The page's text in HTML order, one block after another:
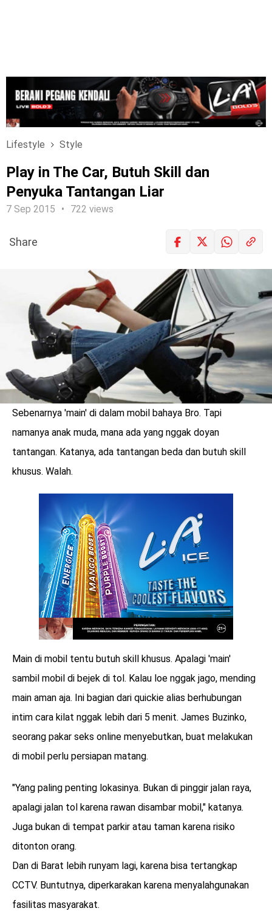
Lifestyle Style
Play in The Car, Butuh Skill dan
Penyuka Tantangan Liar
7 Sep 2015 722 views
menarik
Share
Sebenarnya 'main' di dalam mobil bahaya Bro. Tapi
namanya anak muda, mana ada yang nggak doyan
tantangan. Katanya, ada tantangan beda dan butuh skill
khusus. Walah.
Main di mobil tentu butuh skill khusus. Apalagi 'main'
sambil mobil di bejek di tol. Kalau loe nggak jago, mending
main aman aja. Ini bagian dari quickie alias berhubungan
intim cara kilat nggak lebih dari 5 menit. James Buzinko,
seorang pakar seks online menyebutkan, buat melakukan
di mobil perlu persiapan matang.
"Yang paling penting lokasinya. Bukan di pinggir jalan raya,
apalagi jalan tol karena rawan disambar mobil," katanya.
Juga bukan di tempat parkir atau taman karena risiko
ditonton orang.
Dan di Barat lebih runyam lagi, karena bisa tertangkap
CCTV. Buntutnya, diperkarakan karena menyalahgunakan
fasilitas masyarakat.